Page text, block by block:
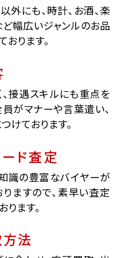
外にも、時計、お酒、楽
ど幅広いジャンルのお品
ります。
接遇スキルにも重点を
員がマナーや言葉遣い、
けております。
ド査定
識の豊富なバイヤーが
ますので、素早い査定
ります。
法